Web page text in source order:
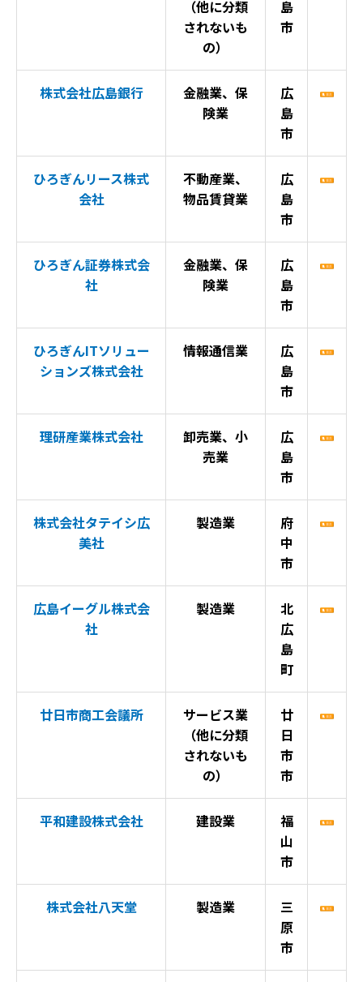
（他に分類
されないも
の）
島
市
株式会社広島銀行
金融業、保
険業
広
島
市
ひろぎんリース株式
会社
不動産業、
物品賃貸業
広
島
市
ひろぎん証券株式会
社
金融業、保
険業
広
島
市
ひろぎんITソリュー
ションズ株式会社
情報通信業
広
島
市
理研産業株式会社
卸売業、小
売業
広
島
市
株式会社タテイシ広
美社
製造業
府
中
市
広島イーグル株式会
社
製造業
北
広
島
町
廿日市商工会議所
サービス業
（他に分類
されないも
の）
廿
日
市
市
平和建設株式会社 建設業
福
山
市
株式会社八天堂 製造業
三
原
市